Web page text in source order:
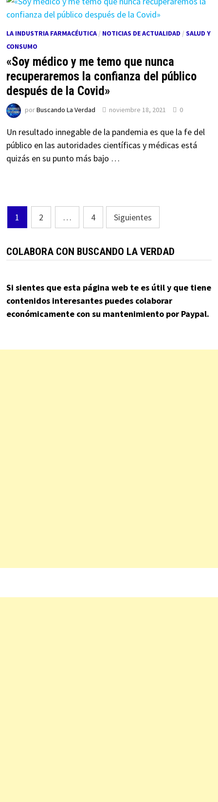
LA INDUSTRIA FARMACÉUTICA/ NOTICIAS DE ACTUALIDAD / SALUD Y
CONSUMO
«Soy médico y me temo que nunca
recuperaremos la confianza del público
después de la Covid»
porBuscando La Verdad noviembre 18, 2021 0
Un resultado innegable de la pandemia es que la fe del
público en las autoridades científicas y médicas está
quizás en su punto más bajo …
Paginación
de
entradas
1 2 … 4 Siguientes
COLABORA CON BUSCANDO LA VERDAD
Si sientes que esta página web te es útil y que tiene
contenidos interesantes puedes colaborar
económicamente con su mantenimiento por Paypal.